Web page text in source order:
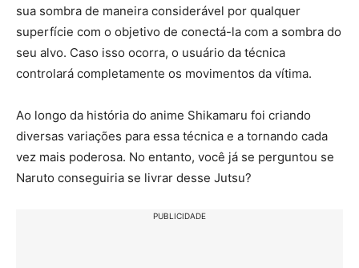
sua sombra de maneira considerável por qualquer
superfície com o objetivo de conectá-la com a sombra do
seu alvo. Caso isso ocorra, o usuário da técnica
controlará completamente os movimentos da vítima.
Ao longo da história do anime Shikamaru foi criando
diversas variações para essa técnica e a tornando cada
vez mais poderosa. No entanto, você já se perguntou se
Naruto conseguiria se livrar desse Jutsu?
PUBLICIDADE